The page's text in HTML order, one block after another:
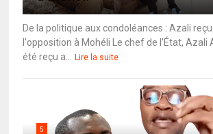
De la politique aux condoléances : Azali
l'opposition à Mohéli Le chef de l'État, Azali
été reçu a...
Lire la suite
5